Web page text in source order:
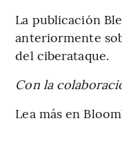
La publicación
anteriormente
del ciberataque.
Con la
Lea más en